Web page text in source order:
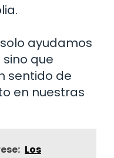
ayudamos
que
sentido de
en nuestras
Los